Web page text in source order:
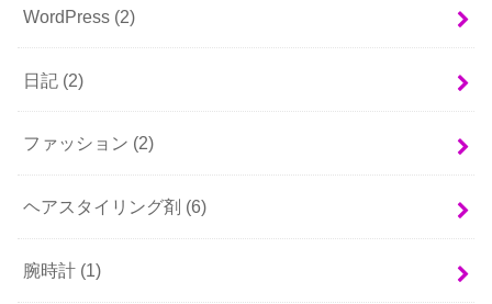
WordPress (2)
日記 (2)
ファッション (2)
ヘアスタイリング剤 (6)
腕時計 (1)